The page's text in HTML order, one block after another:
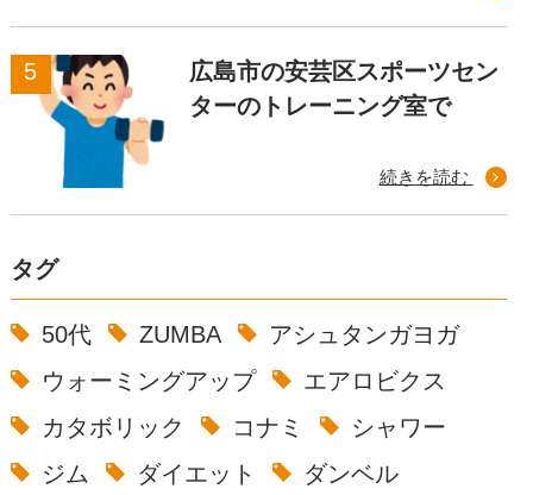
広島市の安芸区スポーツセン
ターのトレーニング室で
続きを読む
タグ
50代 ZUMBA
アシュタンガヨガ
ウォーミングアップ
エアロビクス
カタボリック
コナミ
シャワー
ジム
ダイエット
ダンベル